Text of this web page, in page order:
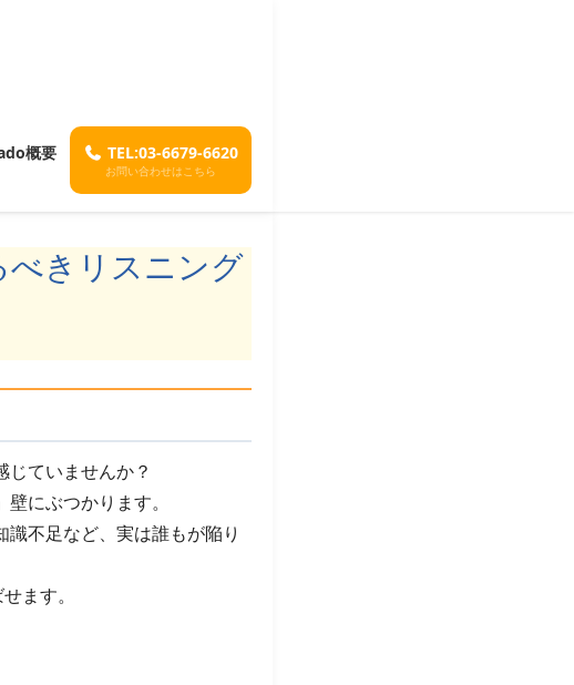
概要 TEL:03-6679-6620
お問い合わせはこちら
べきリスニング
じていませんか？
にぶつかります。
不足など、実は誰もが陥り
ます。